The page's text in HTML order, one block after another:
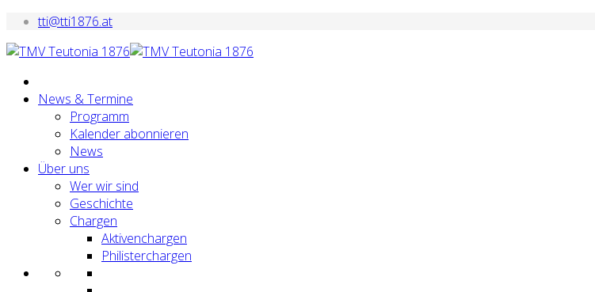
tti@tti1876.at
News & Termine
Programm
Kalender abonnieren
News
Über uns
Wer wir sind
Geschichte
Chargen
Aktivenchargen
Philisterchargen